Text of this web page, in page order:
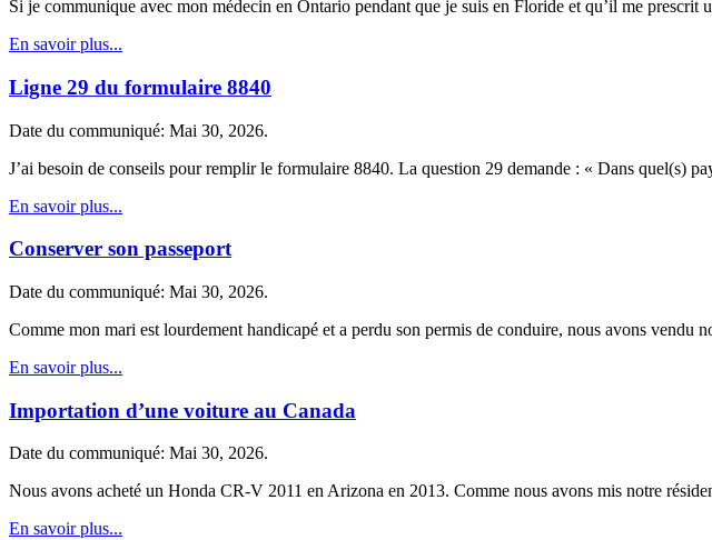
Si je communique avec mon médecin en Ontario pendant que je suis en Floride et qu’il me
En savoir plus...
Ligne 29 du formulaire 8840
Date du communiqué: Mai 30, 2026.
J’ai besoin de conseils pour remplir le formulaire 8840. La question 29 demande : « Dans quel(s)
En savoir plus...
Conserver son passeport
Date du communiqué: Mai 30, 2026.
Comme mon mari est lourdement handicapé et a perdu son permis de conduire, nous avons vendu
En savoir plus...
Importation d’une voiture au Canada
Date du communiqué: Mai 30, 2026.
Nous avons acheté un Honda CR-V 2011 en Arizona en 2013. Comme nous avons mis notre
En savoir plus...